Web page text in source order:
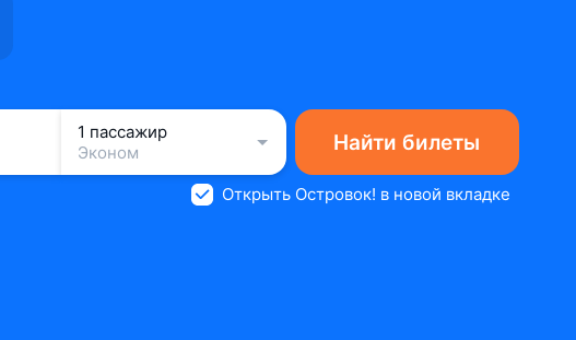
1 пассажир
Эконом
Найти билеты
Открыть Островок! в новой вкладке